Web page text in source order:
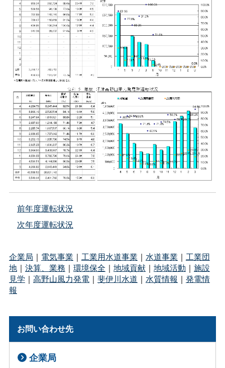
前年度運転状況
次年度運転状況
企業局 ｜ 電気事業 ｜ 工業用水道事業 ｜ 水道事業 ｜ 工業団
地｜ 決算、業務 ｜ 環境保全 ｜ 地域貢献｜ 地域活動 ｜ 施設
見学 ｜ 高野山風力発電 ｜ 斐伊川水道 ｜ 水質情報 ｜ 発電情
報
お問い合わせ先
企業局